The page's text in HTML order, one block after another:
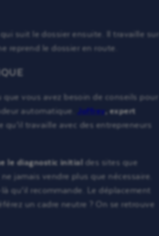
qui suit le dossier ensuite. Il travaille sur
reprend le dossier en route.
que vous avez besoin de conseils pour
automatique.
Joffrey , expert
qu’il travaille avec des entrepreneurs
le diagnostic initial des sites que
jamais vendre plus que nécessaire.
qu’il recommande. Le déplacement
un cadre neutre ? On se retrouve